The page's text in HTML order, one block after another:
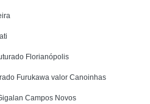
Florianópolis
Furukawa valor Canoinhas
Campos Novos